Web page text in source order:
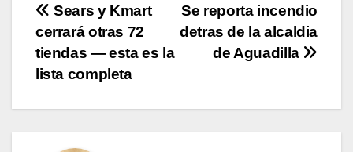
Navegación
de
entradas
Se reporta incendio
detras de la alcaldia
de Aguadilla
Sears y Kmart
cerrará otras 72
tiendas — esta es la
lista completa